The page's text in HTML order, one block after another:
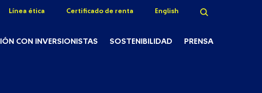
Línea ética Certificado de renta English
CON INVERSIONISTAS SOSTENIBILIDAD PRENSA